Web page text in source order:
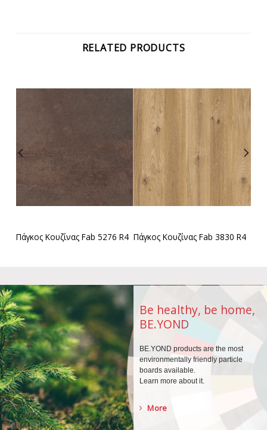
RELATED PRODUCTS
Πάγκος Κουζίνας Fab 5276 R4 Πάγκος Κουζίνας Fab 3830 R4
Be healthy, be home,
BE.YOND
BE.YOND products are the most
environmentally friendly particle
boards available.
Learn more about it.
More